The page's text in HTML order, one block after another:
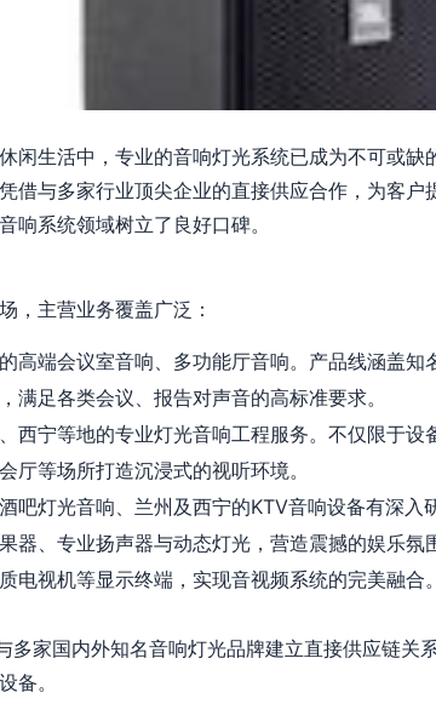
闲生活中，专业的音响灯光系统已成为不可或缺
借与多家行业顶尖企业的直接供应合作，为客
响系统领域树立了良好口碑。
，主营业务覆盖广泛：
高端会议室音响、多功能厅音响。产品线涵盖
满足各类会议、报告对声音的高标准要求。
、西宁等地的专业灯光音响工程服务。不仅限于
厅等场所打造沉浸式的视听环境。
酒吧灯光音响、兰州及西宁的KTV音响设备有深
器、专业扬声器与动态灯光，营造震撼的娱乐氛
电视机等显示终端，实现音视频系统的完美融合。
多家国内外知名音响灯光品牌建立直接供应链关
备。